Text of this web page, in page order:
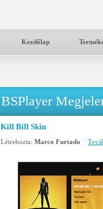
Kezdőlap
BSPlayer
Kill Bill Skin
Létrehozta: Marco Furtado